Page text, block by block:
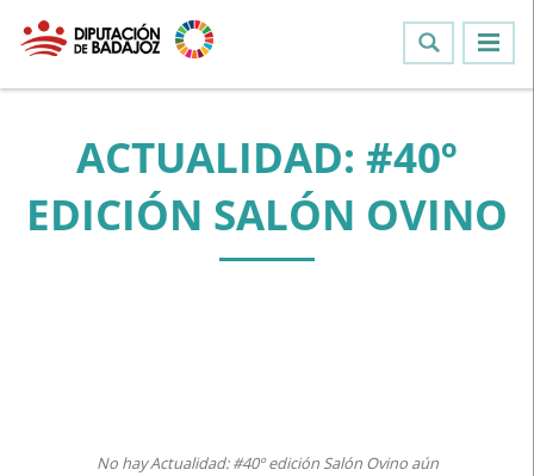
ACTUALIDAD: #40º
EDICIÓN SALÓN OVINO
No hay Actualidad: #40º edición Salón Ovino aún